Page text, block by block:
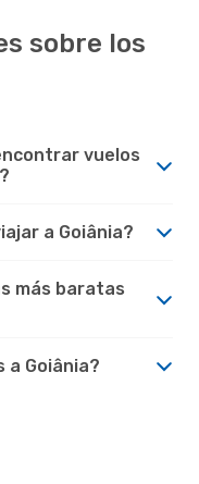
sobre los
vuelos
a Goiânia?
más baratas
a Goiânia?